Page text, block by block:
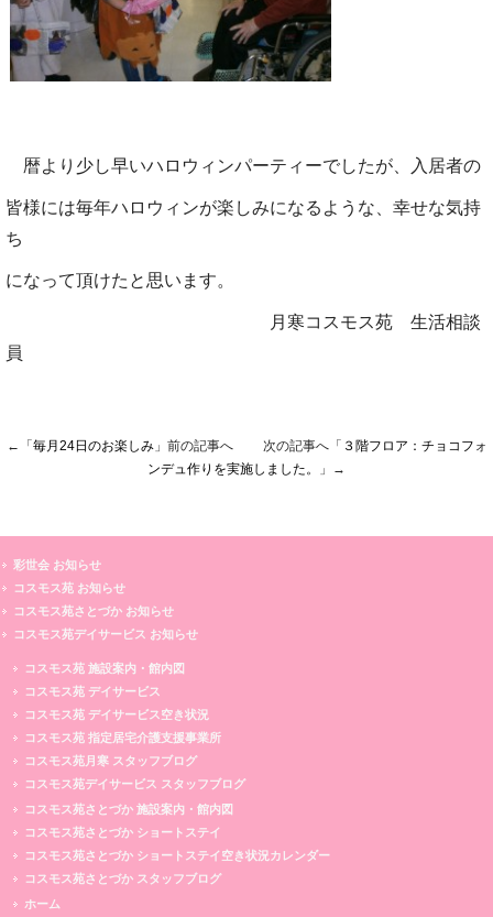
暦より少し早いハロウィンパーティーでしたが、入居者の
皆様には毎年ハロウィンが楽しみになるような、幸せな気持
ち
になって頂けたと思います。
月寒コスモス苑 生活相談
員
←「 毎月24日のお楽しみ」前の記事へ 次の記事へ「 ３階フロア：チョコフォ
ンデュ作りを実施しました。
」→
彩世会 お知らせ
コスモス苑 お知らせ
コスモス苑さとづか お知らせ
コスモス苑デイサービス お知らせ
コスモス苑 施設案内・館内図
コスモス苑 デイサービス
コスモス苑 デイサービス空き状況
コスモス苑 指定居宅介護支援事業所
コスモス苑月寒 スタッフブログ
コスモス苑デイサービス スタッフブログ
コスモス苑さとづか 施設案内・館内図
コスモス苑さとづか ショートステイ
コスモス苑さとづか ショートステイ空き状況カレンダー
コスモス苑さとづか スタッフブログ
ホーム